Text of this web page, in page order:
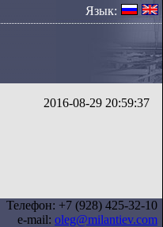
Язык:
2016-08-29 20:59:37
Телефон: +7 (928) 425-32-10
e-mail: oleg@milantiev.com